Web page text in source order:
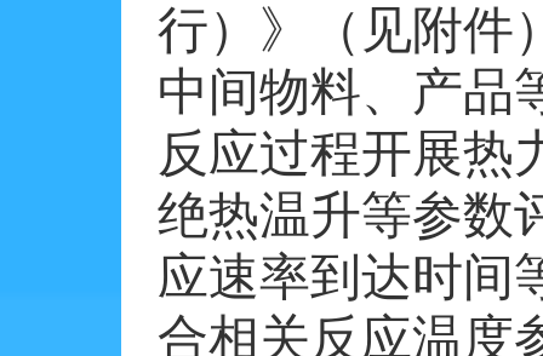
行）》（见附件
中间物料、产品
反应过程开展热
绝热温升等参数
应速率到达时间
合相关反应温度